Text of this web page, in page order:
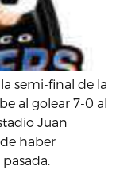
semi-final de la
al golear 7-0 al
Juan
haber